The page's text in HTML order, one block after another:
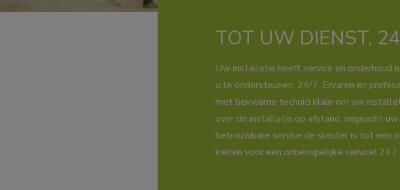
TOT UW DIENST,
Uw installatie heeft service en onderhoud
u te ondersteunen, 24/7. Ervaren en
met bekwame technici klaar om uw
over de installatie op afstand, ongeacht
betrouwbare service de sleutel is tot een
kiezen voor een onberispelijke service! 24